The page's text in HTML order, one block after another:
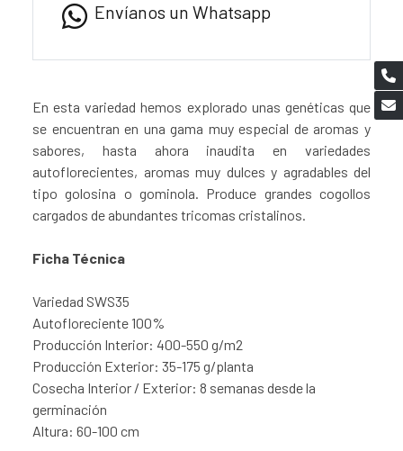
Envíanos un Whatsapp
En esta variedad hemos explorado unas genéticas que
se encuentran en una gama muy especial de aromas y
sabores, hasta ahora inaudita en variedades
autoflorecientes, aromas muy dulces y agradables del
tipo golosina o gominola. Produce grandes cogollos
cargados de abundantes tricomas cristalinos.
Ficha Técnica
Variedad SWS35
Autofloreciente 100%
Producción Interior: 400-550 g/m2
Producción Exterior: 35-175 g/planta
Cosecha Interior / Exterior: 8 semanas desde la
germinación
Altura: 60-100 cm